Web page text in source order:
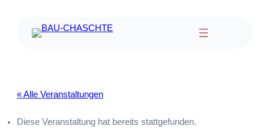
« Alle Veranstaltungen
Diese Veranstaltung hat bereits stattgefunden.